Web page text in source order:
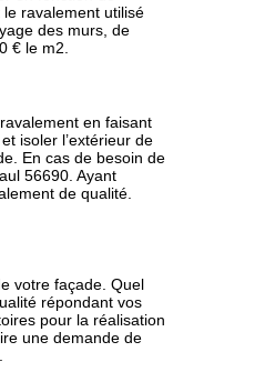
ravalement utilisé
des murs, de
€ le m2.
en faisant
isoler l’extérieur de
En cas de besoin de
56690. Ayant
de qualité.
votre façade. Quel
répondant vos
pour la réalisation
une demande de